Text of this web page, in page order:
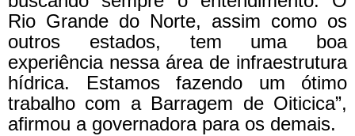
Rio Grande do Norte, assim como os
outros estados, tem uma boa
experiência nessa área de infraestrutura
hídrica. Estamos fazendo um ótimo
trabalho com a Barragem de Oiticica”,
afirmou a governadora para os demais.